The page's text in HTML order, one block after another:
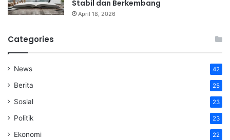
Stabil dan Berkembang
April 18, 2026
Categories
News 42
Berita 25
Sosial 23
Politik 23
Ekonomi 22